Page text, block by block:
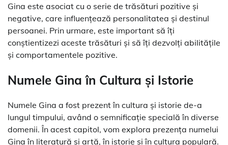
Gina este asociat cu o serie de trăsături pozitive și
negative, care influențează personalitatea și destinul
persoanei. Prin urmare, este important să îți
conștientizezi aceste trăsături și să îți dezvolți abilitățile
și comportamentele pozitive.
Numele Gina în Cultura și Istorie
Numele Gina a fost prezent în cultura și istorie de-a
lungul timpului, având o semnificație specială în diverse
domenii. În acest capitol, vom explora prezența numelui
Gina în literatură și artă, în istorie și în cultura populară.